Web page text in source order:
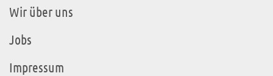
Wir über uns
Jobs
Impressum